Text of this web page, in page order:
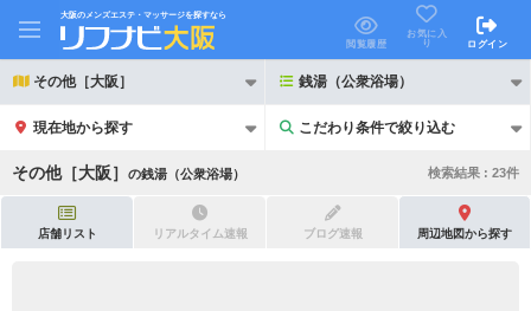
大阪のメンズエステ・マッサージを探すなら
閲覧履歴
お気に入
り
ログイン
その他［大阪］ 銭湯（公衆浴場）
現在地から探す こだわり条件で絞り込む
こだわり条件で絞り込む
その他［大阪］ の銭湯（公衆浴場） 検索結果 : 23件
店舗リスト リアルタイム速報 ブログ速報 周辺地図から探す